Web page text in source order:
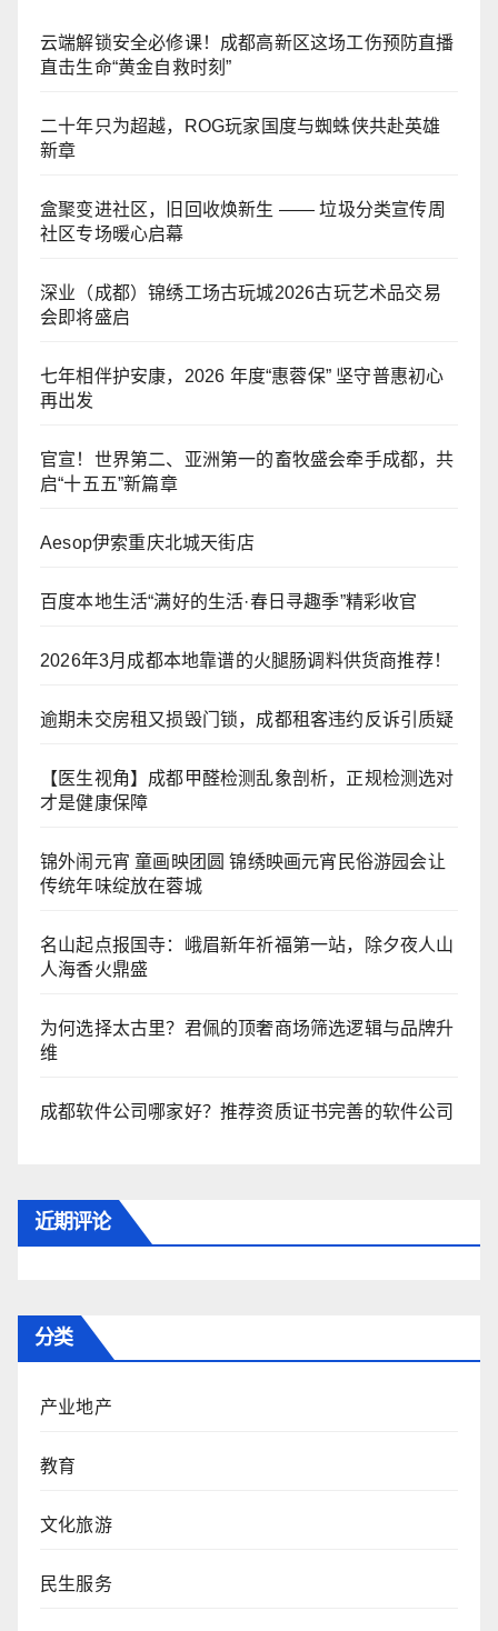
云端解锁安全必修课！成都高新区这场工伤预防直播
直击生命“黄金自救时刻”
二十年只为超越，ROG玩家国度与蜘蛛侠共赴英雄
新章
盒聚变进社区，旧回收焕新生 —— 垃圾分类宣传周
社区专场暖心启幕
深业（成都）锦绣工场古玩城2026古玩艺术品交易
会即将盛启
七年相伴护安康，2026 年度“惠蓉保” 坚守普惠初心
再出发
官宣！世界第二、亚洲第一的畜牧盛会牵手成都，共
启“十五五”新篇章
Aesop伊索重庆北城天街店
百度本地生活“满好的生活·春日寻趣季”精彩收官
2026年3月成都本地靠谱的火腿肠调料供货商推荐！
逾期未交房租又损毁门锁，成都租客违约反诉引质疑
【医生视角】成都甲醛检测乱象剖析，正规检测选对
才是健康保障
锦外闹元宵 童画映团圆 锦绣映画元宵民俗游园会让
传统年味绽放在蓉城
名山起点报国寺：峨眉新年祈福第一站，除夕夜人山
人海香火鼎盛
为何选择太古里？君佩的顶奢商场筛选逻辑与品牌升
维
成都软件公司哪家好？推荐资质证书完善的软件公司
近期评论
分类
产业地产
教育
文化旅游
民生服务